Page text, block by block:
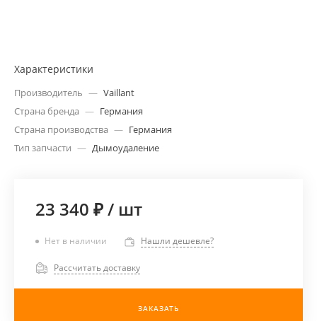
Характеристики
Производитель — Vaillant
Страна бренда — Германия
Страна производства — Германия
Тип запчасти — Дымоудаление
23 340 ₽/ шт
Нет в наличии Нашли дешевле?
Рассчитать доставку
ЗАКАЗАТЬ